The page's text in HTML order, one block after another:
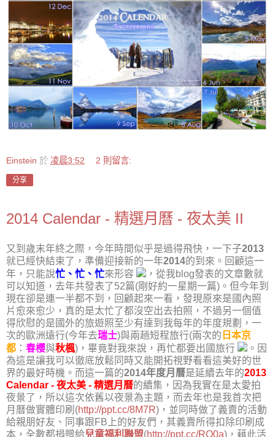
Einstein 於 凌晨3:52 2 則留言:
分享
2014 Calendar - 精選月曆 - 夜太美 II
又到歲末年終之際，今年時間似乎是過得飛快，一下子2013
就已經快結束了，準備迎接新的一年2014的到來。回顧這一
年，只能說忙、忙、忙來形容
，從我blog發表的文章數就
可以知道，去年共發表了52篇(剛好約一星期一篇)。但今年到
現在卻是連一半都不到，回顧起來一看，發現原來是國內照
片愈來愈少，真的是太忙了都沒空出去拍照，不過另一個值
得欣慰的是國外的旅遊照至少有達到我每年的年度規劃，一
次的歐洲遠行(今年去瑞士)與兩趟短程旅行(兩次的 日本京
都 ： 春櫻與秋楓)，畢竟對我來說，再忙都要出國旅行
。因
為這是讓我可以徹底放鬆同時又能開拓視野看看這美好的世
界的最好時機。而這一篇的2014年度月曆是延續去年的2013
Calendar - 夜太美 - 精選月曆的續集，因為我實在是太愛拍
夜景了，所以這次依舊以夜景為主題，而去年也是我首次把
月曆做實體印刷(http://ppt.cc/8M7R)，並同時做了義賣的活動
給親朋好友、同事跟FB上的好友們，其義賣所得扣除印刷成
本，全數都捐贈給兒童福利聯盟(http://ppt.cc/RQ0a)，藉此活